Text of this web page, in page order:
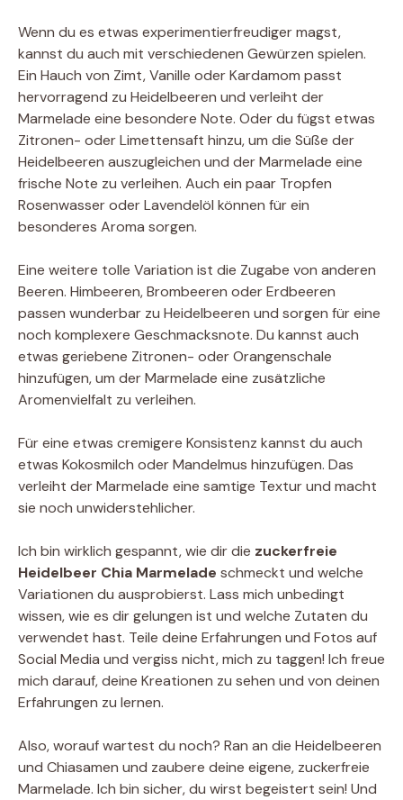
Wenn du es etwas experimentierfreudiger magst,
kannst du auch mit verschiedenen Gewürzen spielen.
Ein Hauch von Zimt, Vanille oder Kardamom passt
hervorragend zu Heidelbeeren und verleiht der
Marmelade eine besondere Note. Oder du fügst etwas
Zitronen- oder Limettensaft hinzu, um die Süße der
Heidelbeeren auszugleichen und der Marmelade eine
frische Note zu verleihen. Auch ein paar Tropfen
Rosenwasser oder Lavendelöl können für ein
besonderes Aroma sorgen.
Eine weitere tolle Variation ist die Zugabe von anderen
Beeren. Himbeeren, Brombeeren oder Erdbeeren
passen wunderbar zu Heidelbeeren und sorgen für eine
noch komplexere Geschmacksnote. Du kannst auch
etwas geriebene Zitronen- oder Orangenschale
hinzufügen, um der Marmelade eine zusätzliche
Aromenvielfalt zu verleihen.
Für eine etwas cremigere Konsistenz kannst du auch
etwas Kokosmilch oder Mandelmus hinzufügen. Das
verleiht der Marmelade eine samtige Textur und macht
sie noch unwiderstehlicher.
Ich bin wirklich gespannt, wie dir die zuckerfreie
Heidelbeer Chia Marmelade schmeckt und welche
Variationen du ausprobierst. Lass mich unbedingt
wissen, wie es dir gelungen ist und welche Zutaten du
verwendet hast. Teile deine Erfahrungen und Fotos auf
Social Media und vergiss nicht, mich zu taggen! Ich freue
mich darauf, deine Kreationen zu sehen und von deinen
Erfahrungen zu lernen.
Also, worauf wartest du noch? Ran an die Heidelbeeren
und Chiasamen und zaubere deine eigene, zuckerfreie
Marmelade. Ich bin sicher, du wirst begeistert sein! Und